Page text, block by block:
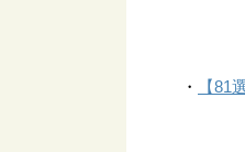
・ 【81